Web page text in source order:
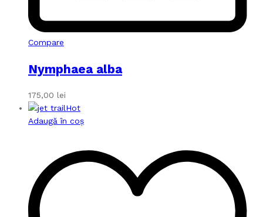
Compare
Nymphaea alba
175,00 lei
Hot
Adaugă în coș